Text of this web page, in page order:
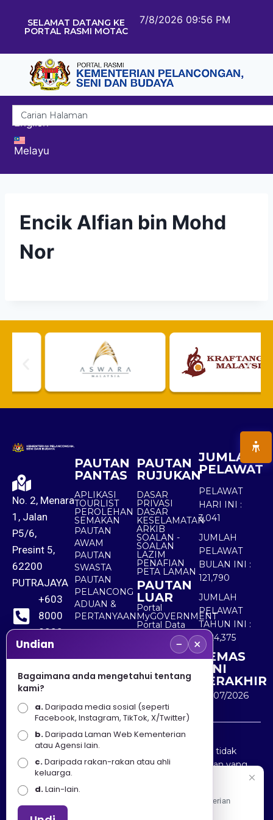
SELAMAT DATANG KE
PORTAL RASMI MOTAC
7/8/2026 09:56 PM
English
Melayu
Encik Alfian bin Mohd
Nor
No. 2, Menara
1, Jalan
P5/6,
Presint 5,
62200
PUTRAJAYA
+603
8000
8000
+603
8891
7100
PAUTAN
PANTAS
APLIKASI
TOURLIST
PEROLEHAN
SEMAKAN
PAUTAN
AWAM
PAUTAN
SWASTA
PAUTAN
PELANCONG
ADUAN &
PERTANYAAN
PAUTAN
RUJUKAN
DASAR
PRIVASI
DASAR
KESELAMATAN
ARKIB
SOALAN -
SOALAN
LAZIM
PENAFIAN
PETA LAMAN
PAUTAN
LUAR
Portal
MyGOVERNMENT
Portal Data
Terbuka
Sektor Awam
JUMLAH
PELAWAT
PELAWAT
HARI INI :
3,041
JUMLAH
PELAWAT
BULAN INI :
121,790
JUMLAH
PELAWAT
TAHUN INI :
5,524,375
KEMAS
KINI
TERAKHIR
30/07/2026
Penafian : Kerajaan Malaysia dan Kementerian
Pelancongan Seni dan Budaya (MOTAC) adalah tidak
bertanggungjawab atas kehilangan atau kerugian yang
disebabkan oleh penggunaan mana-mana maklumat
yang diperolehi dari portal ini.
Undian − ×
Bagaimana anda mengetahui tentang
kami?
a.Daripada media sosial (seperti
Facebook, Instagram, TikTok, X/Twitter)
b.Daripada Laman Web Kementerian
atau Agensi lain.
c.Daripada rakan-rakan atau ahli
keluarga.
d.Lain-lain.
Apa Khabar! Selamat datang ke Portal Rasmi Kementerian
Pelancongan, Seni dan Budaya